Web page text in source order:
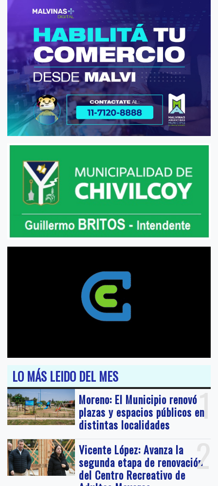
LO MÁS LEIDO DEL MES
1
Moreno: El Municipio renovó
plazas y espacios públicos en
distintas localidades
2
Vicente López: Avanza la
segunda etapa de renovación
del Centro Recreativo de